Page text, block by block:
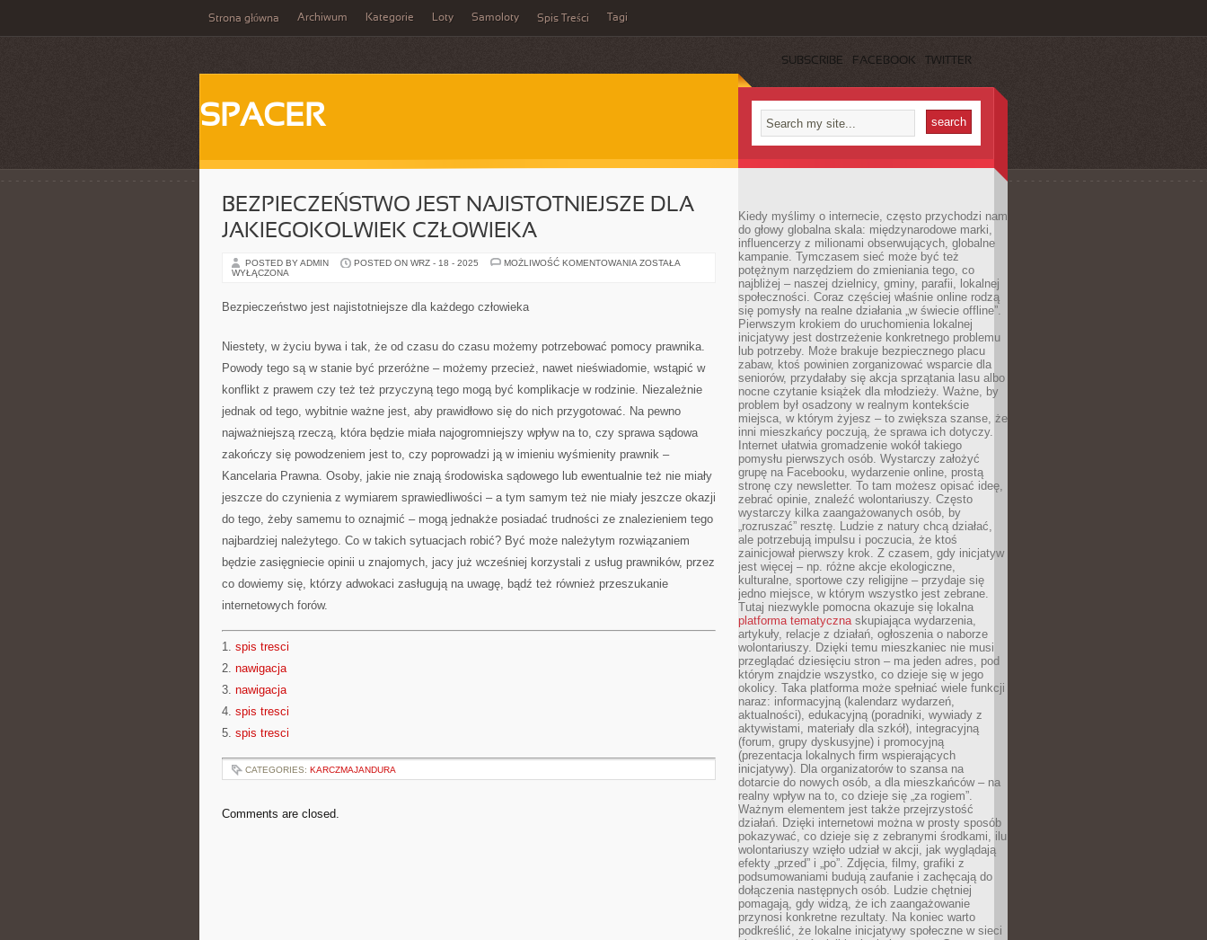
Strona główna Archiwum Kategorie Loty Samoloty Spis Treści Tagi
SUBSCRIBE FACEBOOK TWITTER
SPACER
BEZPIECZEŃSTWO JEST NAJISTOTNIEJSZE DLA
JAKIEGOKOLWIEK CZŁOWIEKA
POSTED BY ADMIN POSTED ON WRZ - 18 - 2025 MOŻLIWOŚĆ KOMENTOWANIA BEZPIECZEŃSTWO
ZOSTAŁA
WYŁĄCZONA
Bezpieczeństwo jest najistotniejsze dla każdego człowieka
Niestety, w życiu bywa i tak, że od czasu do czasu możemy potrzebować pomocy prawnika.
Powody tego są w stanie być przeróżne – możemy przecież, nawet nieświadomie, wstąpić w
konflikt z prawem czy też też przyczyną tego mogą być komplikacje w rodzinie. Niezależnie
jednak od tego, wybitnie ważne jest, aby prawidłowo się do nich przygotować. Na pewno
najważniejszą rzeczą, która będzie miała najogromniejszy wpływ na to, czy sprawa sądowa
zakończy się powodzeniem jest to, czy poprowadzi ją w imieniu wyśmienity prawnik –
Kancelaria Prawna. Osoby, jakie nie znają środowiska sądowego lub ewentualnie też nie miały
jeszcze do czynienia z wymiarem sprawiedliwości – a tym samym też nie miały jeszcze okazji
do tego, żeby samemu to oznajmić – mogą jednakże posiadać trudności ze znalezieniem tego
najbardziej należytego. Co w takich sytuacjach robić? Być może należytym rozwiązaniem
będzie zasięgniecie opinii u znajomych, jacy już wcześniej korzystali z usług prawników, przez
co dowiemy się, którzy adwokaci zasługują na uwagę, bądź też również przeszukanie
internetowych forów.
1. spis tresci
2. nawigacja
3. nawigacja
4. spis tresci
5. spis tresci
CATEGORIES: KARCZMAJANDURA
Comments are closed.
Kiedy myślimy o internecie, często przychodzi nam
do głowy globalna skala: międzynarodowe marki,
influencerzy z milionami obserwujących, globalne
kampanie. Tymczasem sieć może być też
potężnym narzędziem do zmieniania tego, co
najbliżej – naszej dzielnicy, gminy, parafii, lokalnej
społeczności. Coraz częściej właśnie online rodzą
się pomysły na realne działania „w świecie offline”.
Pierwszym krokiem do uruchomienia lokalnej
inicjatywy jest dostrzeżenie konkretnego problemu
lub potrzeby. Może brakuje bezpiecznego placu
zabaw, ktoś powinien zorganizować wsparcie dla
seniorów, przydałaby się akcja sprzątania lasu albo
nocne czytanie książek dla młodzieży. Ważne, by
problem był osadzony w realnym kontekście
miejsca, w którym żyjesz – to zwiększa szanse, że
inni mieszkańcy poczują, że sprawa ich dotyczy.
Internet ułatwia gromadzenie wokół takiego
pomysłu pierwszych osób. Wystarczy założyć
grupę na Facebooku, wydarzenie online, prostą
stronę czy newsletter. To tam możesz opisać ideę,
zebrać opinie, znaleźć wolontariuszy. Często
wystarczy kilka zaangażowanych osób, by
„rozruszać” resztę. Ludzie z natury chcą działać,
ale potrzebują impulsu i poczucia, że ktoś
zainicjował pierwszy krok. Z czasem, gdy inicjatyw
jest więcej – np. różne akcje ekologiczne,
kulturalne, sportowe czy religijne – przydaje się
jedno miejsce, w którym wszystko jest zebrane.
Tutaj niezwykle pomocna okazuje się lokalna
platforma tematycznaskupiająca wydarzenia,
artykuły, relacje z działań, ogłoszenia o naborze
wolontariuszy. Dzięki temu mieszkaniec nie musi
przeglądać dziesięciu stron – ma jeden adres, pod
którym znajdzie wszystko, co dzieje się w jego
okolicy. Taka platforma może spełniać wiele funkcji
naraz: informacyjną (kalendarz wydarzeń,
aktualności), edukacyjną (poradniki, wywiady z
aktywistami, materiały dla szkół), integracyjną
(forum, grupy dyskusyjne) i promocyjną
(prezentacja lokalnych firm wspierających
inicjatywy). Dla organizatorów to szansa na
dotarcie do nowych osób, a dla mieszkańców – na
realny wpływ na to, co dzieje się „za rogiem”.
Ważnym elementem jest także przejrzystość
działań. Dzięki internetowi można w prosty sposób
pokazywać, co dzieje się z zebranymi środkami, ilu
wolontariuszy wzięło udział w akcji, jak wyglądają
efekty „przed” i „po”. Zdjęcia, filmy, grafiki z
podsumowaniami budują zaufanie i zachęcają do
dołączenia następnych osób. Ludzie chętniej
pomagają, gdy widzą, że ich zaangażowanie
przynosi konkretne rezultaty. Na koniec warto
podkreślić, że lokalne inicjatywy społeczne w sieci